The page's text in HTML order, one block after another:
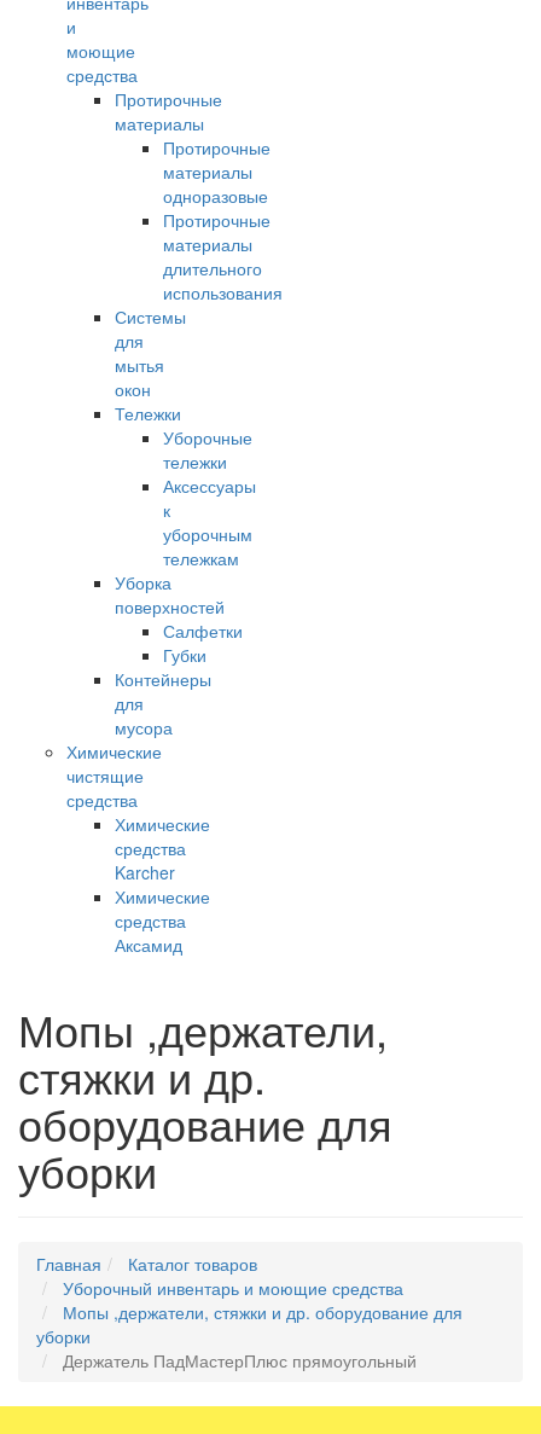
и
моющие
средства
Протирочные
материалы
Протирочные
материалы
одноразовые
Протирочные
материалы
длительного
использования
Системы
для
мытья
окон
Тележки
Уборочные
тележки
Аксессуары
к
уборочным
тележкам
Уборка
поверхностей
Салфетки
Губки
Контейнеры
для
мусора
Химические
чистящие
средства
Химические
средства
Karcher
Химические
средства
Аксамид
Мопы ,держатели,
стяжки и др.
оборудование для
уборки
Главная
Каталог товаров
Уборочный инвентарь и моющие средства
Мопы ,держатели, стяжки и др. оборудование для
уборки
Держатель ПадМастерПлюс прямоугольный